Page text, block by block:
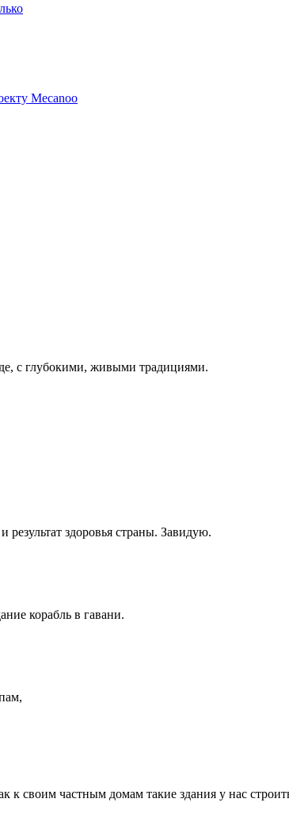
Mecanoo
с глубокими, живыми традициями.
здоровья страны. Завидую.
корабль в гавани.
своим частным домам такие здания у нас